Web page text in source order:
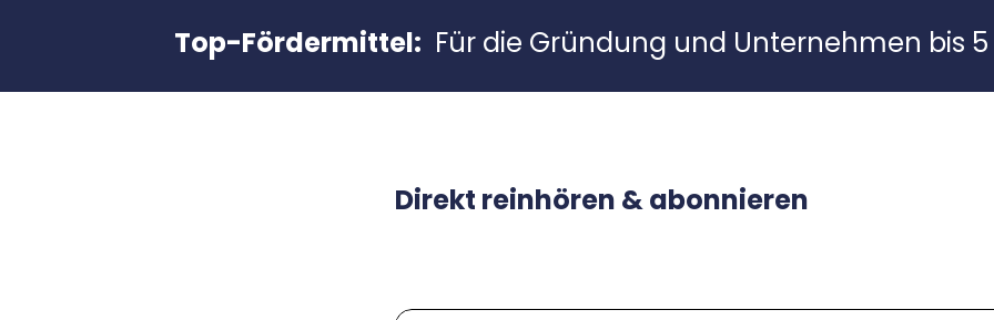
Top-Fördermittel: Für die Gründung und Unternehmen bis 5
Direkt reinhören & abonnieren